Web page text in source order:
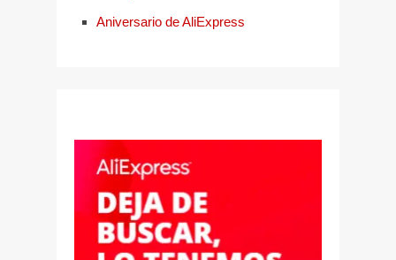
Aniversario de AliExpress